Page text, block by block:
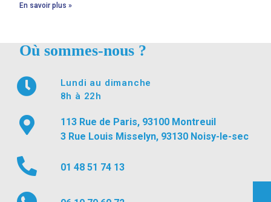
En savoir plus »
Où sommes-nous ?
Lundi au dimanche
8h à 22h
113 Rue de Paris, 93100 Montreuil
3 Rue Louis Misselyn, 93130 Noisy-le-sec
01 48 51 74 13